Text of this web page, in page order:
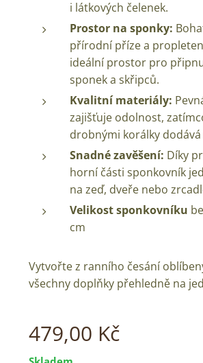
i látkových čelenek.
Prostor na sponky:
přírodní příze a
ideální prostor pro
sponek a skřipců.
Kvalitní materiály:
zajišťuje odolnost,
drobnými korálky
Snadné zavěšení: Díky
horní části sponkovník
na zeď, dveře nebo
Velikost sponkovníku
cm
Vytvořte z ranního česání
všechny doplňky přehledně na
479,00 Kč